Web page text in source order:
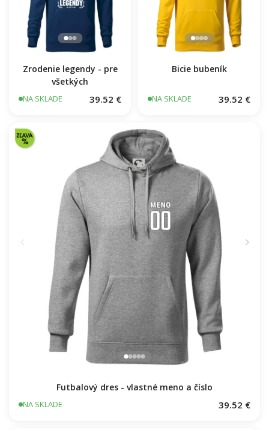
Zrodenie legendy - pre
všetkých
NA SKLADE 39.52 €
Bicie bubeník
NA SKLADE 39.52 €
Futbalový dres - vlastné meno a číslo
NA SKLADE 39.52 €